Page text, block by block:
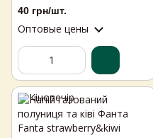
40 грн/шт.
Оптовые цены